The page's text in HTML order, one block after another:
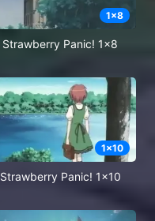
1x8
Strawberry Panic! 1x8
1x10
Strawberry Panic! 1x10